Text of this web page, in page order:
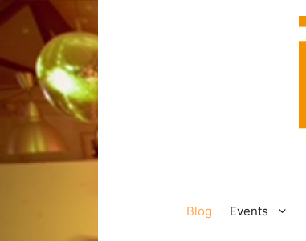
Zum
Inhalt
springen
Blog Events